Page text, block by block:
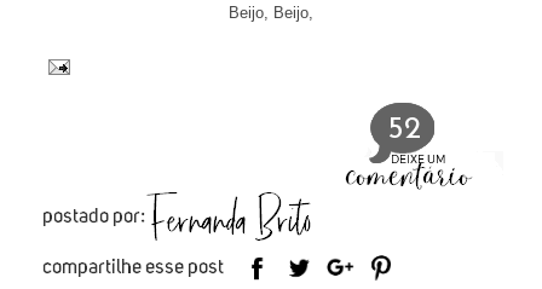
Beijo, Beijo,
52